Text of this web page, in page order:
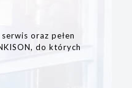
oraz pełen
do których